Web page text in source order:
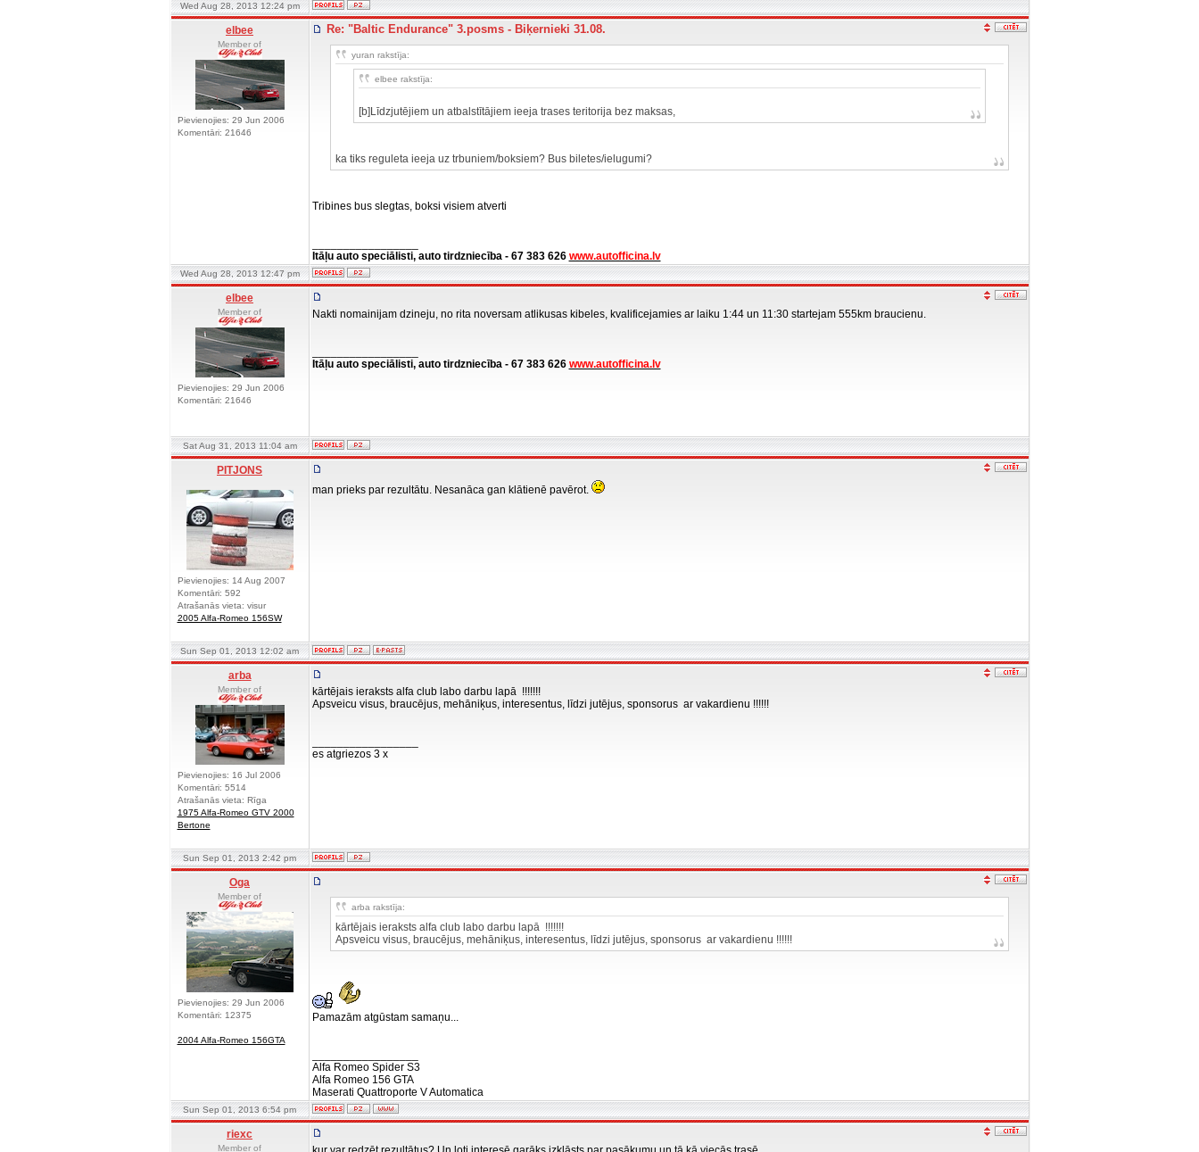
Wed Aug 28, 2013 12:24 pm
elbee
Member of
Pievienojies: 29 Jun 2006
Komentāri: 21646
Re: "Baltic Endurance" 3.posms - Biķernieki 31.08.
yuran rakstīja:
elbee rakstīja:
[b]Līdzjutējiem un atbalstītājiem ieeja trases teritorija bez maksas,
ka tiks reguleta ieeja uz trbuniem/boksiem? Bus biletes/ielugumi?
Tribines bus slegtas, boksi visiem atverti
Itāļu auto speciālisti, auto tirdzniecība - 67 383 626 www.autofficina.lv
Wed Aug 28, 2013 12:47 pm
elbee
Member of
Pievienojies: 29 Jun 2006
Komentāri: 21646
Nakti nomainijam dzineju, no rita noversam atlikusas kibeles, kvalificejamies ar laiku 1:44 un 11:30 startejam 555km braucienu.
Itāļu auto speciālisti, auto tirdzniecība - 67 383 626 www.autofficina.lv
Sat Aug 31, 2013 11:04 am
PITJONS
Pievienojies: 14 Aug 2007
Komentāri: 592
Atrašanās vieta: visur
2005 Alfa-Romeo 156SW
man prieks par rezultātu. Nesanāca gan klātienē pavērot.
Sun Sep 01, 2013 12:02 am
arba
Member of
Pievienojies: 16 Jul 2006
Komentāri: 5514
Atrašanās vieta: Rīga
1975 Alfa-Romeo GTV 2000
Bertone
kārtējais ieraksts alfa club labo darbu lapā !!!!!!!
Apsveicu visus, braucējus, mehāniķus, interesentus, līdzi jutējus, sponsorus ar vakardienu !!!!!!
es atgriezos 3 x
Sun Sep 01, 2013 2:42 pm
Oga
Member of
Pievienojies: 29 Jun 2006
Komentāri: 12375
2004 Alfa-Romeo 156GTA
arba rakstīja:
kārtējais ieraksts alfa club labo darbu lapā !!!!!!!
Apsveicu visus, braucējus, mehāniķus, interesentus, līdzi jutējus, sponsorus ar vakardienu !!!!!!
Pamazām atgūstam samaņu...
Alfa Romeo Spider S3
Alfa Romeo 156 GTA
Maserati Quattroporte V Automatica
Sun Sep 01, 2013 6:54 pm
riexc
Member of